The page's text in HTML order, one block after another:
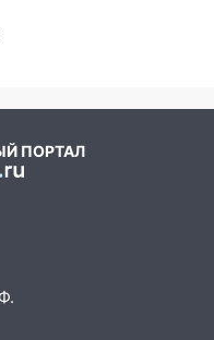
сбил 18-
байкера
по «зебре»:
на
улице
ПОРТАЛ